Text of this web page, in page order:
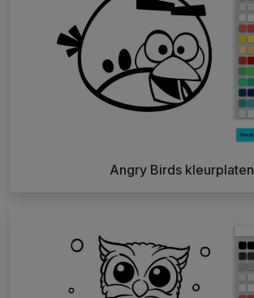
Angry Birds kleurplaten